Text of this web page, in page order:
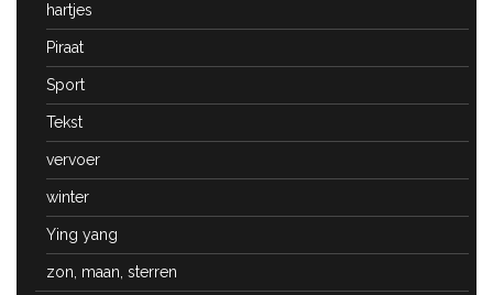
hartjes
Piraat
Sport
Tekst
vervoer
winter
Ying yang
zon, maan, sterren